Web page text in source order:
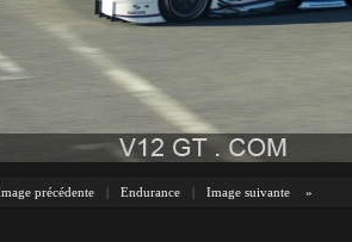
précédente | Endurance | Image suivante »